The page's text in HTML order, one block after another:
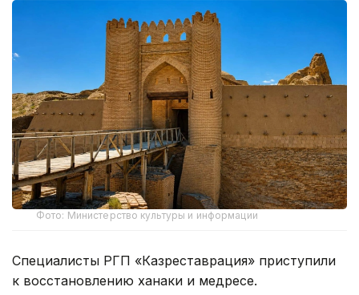
Фото: Министерство культуры и информации
Специалисты РГП «Казреставрация» приступили
к восстановлению ханаки и медресе.